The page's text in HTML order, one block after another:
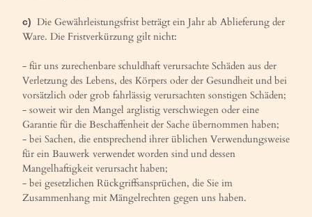
c) Die Gewährleistungsfrist beträgt ein Jahr ab Ablieferung der
Ware. Die Fristverkürzung gilt nicht:
- für uns zurechenbare schuldhaft verursachte Schäden aus der
Verletzung des Lebens, des Körpers oder der Gesundheit und bei
vorsätzlich oder grob fahrlässig verursachten sonstigen Schäden;
- soweit wir den Mangel arglistig verschwiegen oder eine
Garantie für die Beschaffenheit der Sache übernommen haben;
- bei Sachen, die entsprechend ihrer üblichen Verwendungsweise
für ein Bauwerk verwendet worden sind und dessen
Mangelhaftigkeit verursacht haben;
- bei gesetzlichen Rückgriffsansprüchen, die Sie im
Zusammenhang mit Mängelrechten gegen uns haben.